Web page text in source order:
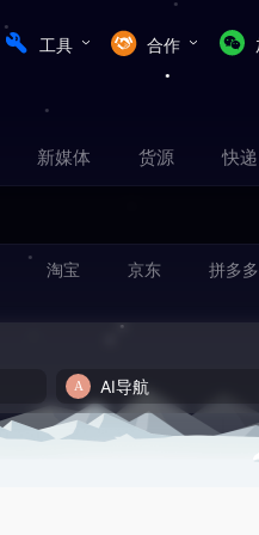
工具 合作
新媒体 货源 快递
淘宝 京东 拼多多
AI导航